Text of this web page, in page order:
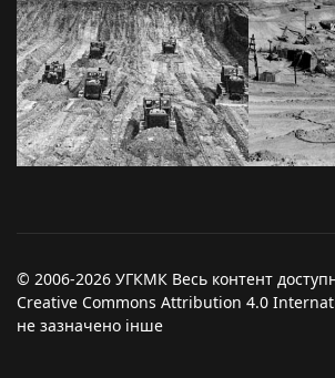
© 2006-2026 УГКМК Весь контент
Creative Commons Attribution 4.0
не зазначено інше